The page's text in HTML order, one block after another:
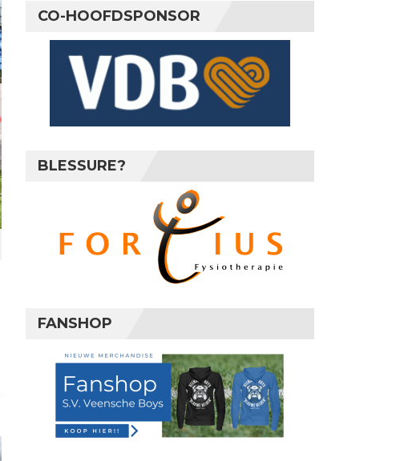
CO-HOOFDSPONSOR
BLESSURE?
FANSHOP